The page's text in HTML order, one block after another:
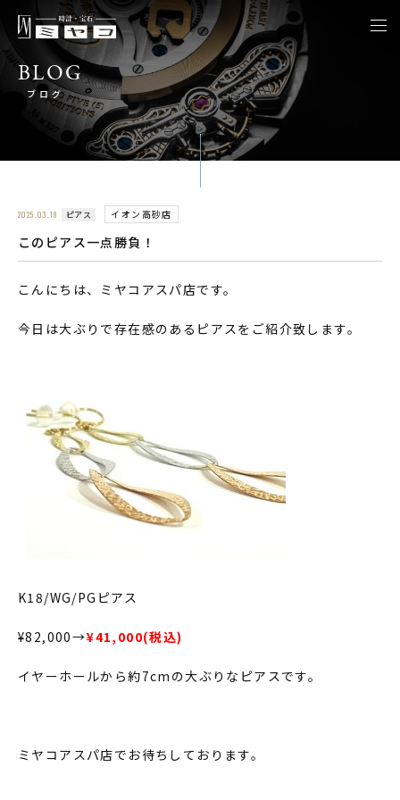
BLOG
ブログ
2025.03.18 ピアス イオン高砂店
このピアス一点勝負！
こんにちは、ミヤコアスパ店です。
今日は大ぶりで存在感のあるピアスをご紹介致します。
K18/WG/PGピアス
¥82,000→¥41,000(税込)
イヤーホールから約7cmの大ぶりなピアスです。
ミヤコアスパ店でお待ちしております。